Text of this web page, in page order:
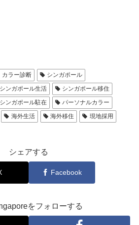
カラー診断
シンガポール
シンガポール生活
シンガポール移住
シンガポール駐在
パーソナルカラー
海外生活 海外移住
現地採用
シェアする
Facebook
をフォローする